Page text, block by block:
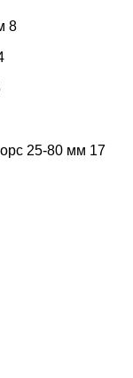
8
25-80 мм 17